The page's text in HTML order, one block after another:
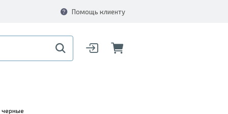
Помощь клиенту
черные